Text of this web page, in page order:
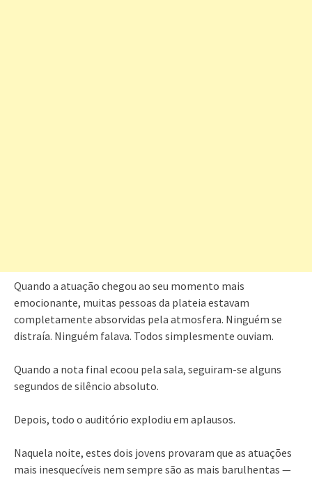
Quando a atuação chegou ao seu momento mais
emocionante, muitas pessoas da plateia estavam
completamente absorvidas pela atmosfera. Ninguém se
distraía. Ninguém falava. Todos simplesmente ouviam.
Quando a nota final ecoou pela sala, seguiram-se alguns
segundos de silêncio absoluto.
Depois, todo o auditório explodiu em aplausos.
Naquela noite, estes dois jovens provaram que as atuações
mais inesquecíveis nem sempre são as mais barulhentas —